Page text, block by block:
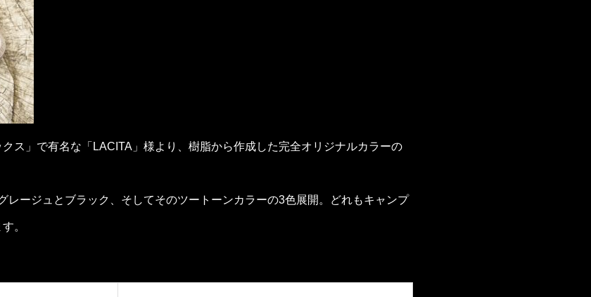
ス」で有名な「LACITA」様より、樹脂から作成した完全オリジナルカラーの
レージュとブラック、そしてそのツートーンカラーの3色展開。どれもキャンプ
。